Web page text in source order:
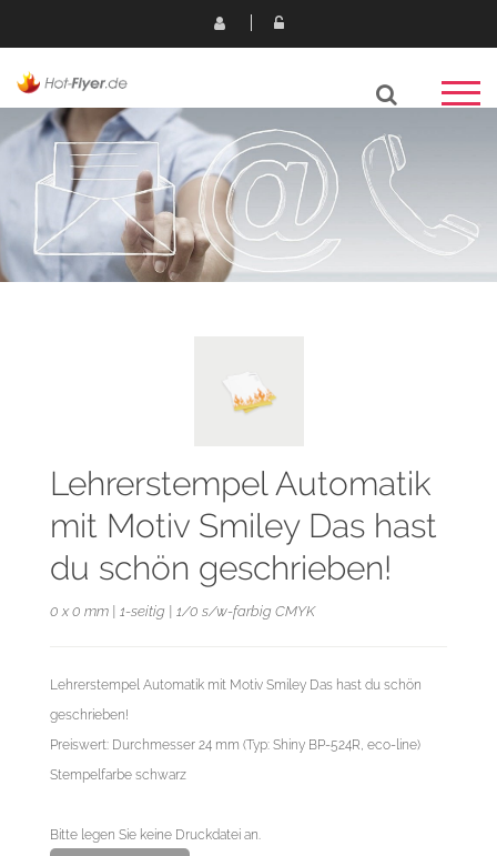
Lehrerstempel Automatik
mit Motiv Smiley Das hast
du schön geschrieben!
0 x 0 mm | 1-seitig | 1/0 s/w-farbig CMYK
Lehrerstempel Automatik mit Motiv Smiley Das hast du schön
geschrieben!
Preiswert: Durchmesser 24 mm (Typ: Shiny BP-524R, eco-line)
Stempelfarbe schwarz
Bitte legen Sie keine Druckdatei an.